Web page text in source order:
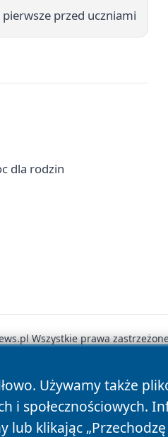
przed uczniami
dla rodzin
Używamy także
i społecznościowych.
klikając
Wszystkie prawa
Prywatności Polityka